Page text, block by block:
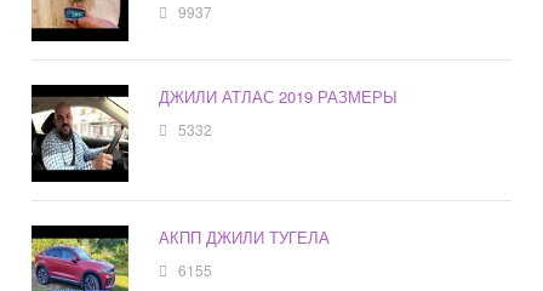
9937
ДЖИЛИ АТЛАС 2019 РАЗМЕРЫ
5332
АКПП ДЖИЛИ ТУГЕЛА
6155